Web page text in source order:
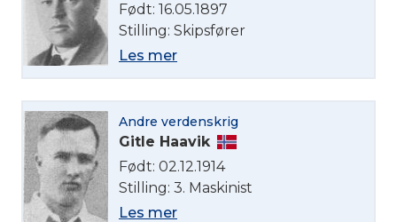
Født: 16.05.1897
Stilling: Skipsfører
Les mer
Andre verdenskrig
Gitle Haavik
Født: 02.12.1914
Stilling: 3. Maskinist
Les mer